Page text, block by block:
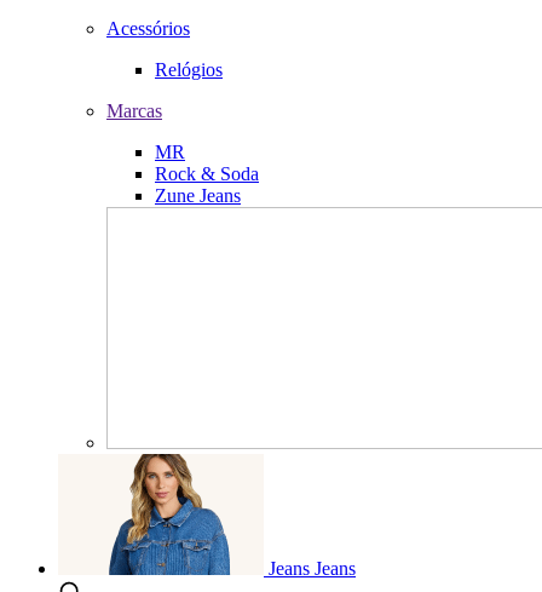
Acessórios
Relógios
Marcas
MR
Rock & Soda
Zune Jeans
Jeans Jeans